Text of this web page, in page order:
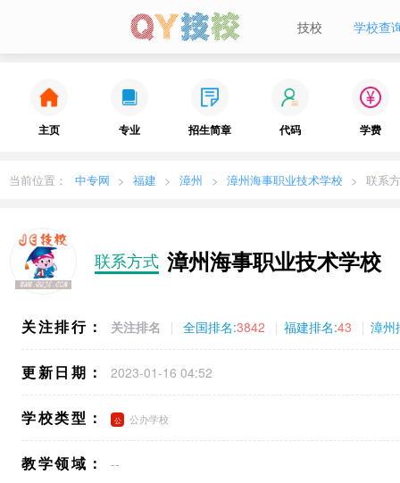
技校 学校查
主页 专业 招生简章 代码 学费
当前位置： 中专网 福建 漳州 漳州海事职业技术学校 联系
联系方式 漳州海事职业技术学校
关注排行： 关注排名 全国排名:3842 福建排名:43 漳州
更新日期： 2023-01-16 04:52
学校类型： 公办学校
教学领域： --